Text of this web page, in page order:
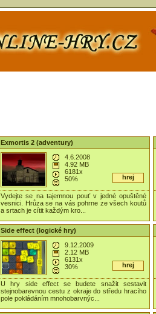
Exmortis 2 (adventury)
4.6.2008
4.92 MB
6181x
50%
hrej
Vydejte se na tajemnou pouť v jedné opuštěné
vesnici. Hrůza se na vás pohrne ze všech koutů
a srtach je cítit každým kro...
Side effect (logické hry)
9.12.2009
2.12 MB
6131x
30%
hrej
U hry side effect se budete snažit sestavit
stejnobarevnou cestu z okraje do středu hracího
pole pokládáním mnohobarvnýc...